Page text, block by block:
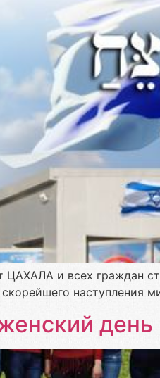
и всех граждан
наступления
день